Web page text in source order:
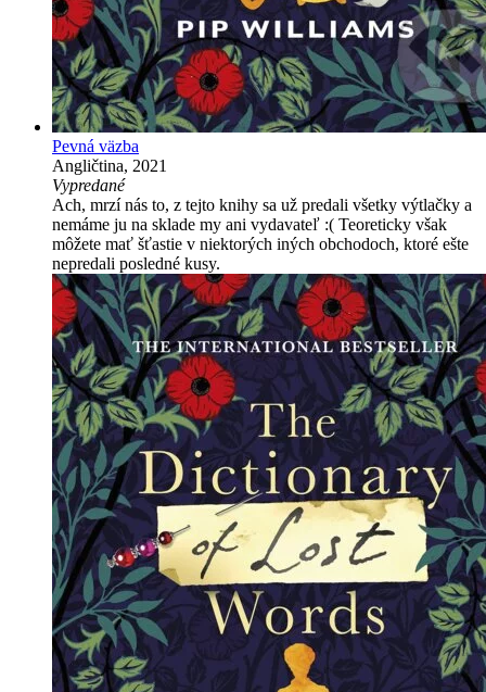
Pevná väzba
Angličtina, 2021
Vypredané
Ach, mrzí nás to, z tejto knihy sa už predali všetky výtlačky a
nemáme ju na sklade my ani vydavateľ :( Teoreticky však
môžete mať šťastie v niektorých iných obchodoch, ktoré ešte
nepredali posledné kusy.